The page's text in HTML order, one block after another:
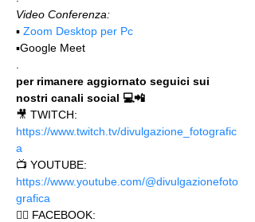
Video Conferenza:
▪️ Zoom Desktop per Pc
▪️Google Meet
per rimanere aggiornato seguici sui
nostri canali social 💻📲
🎥 TWITCH:
https://www.twitch.tv/divulgazione_fotografic
a
📺 YOUTUBE:
https://www.youtube.com/@divulgazionefoto
grafica
🙋‍♂️ FACEBOOK: